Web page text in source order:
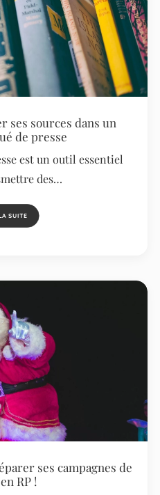
ses sources dans un
de presse
est un outil essentiel
des…
SUITE
ses campagnes de
RP !